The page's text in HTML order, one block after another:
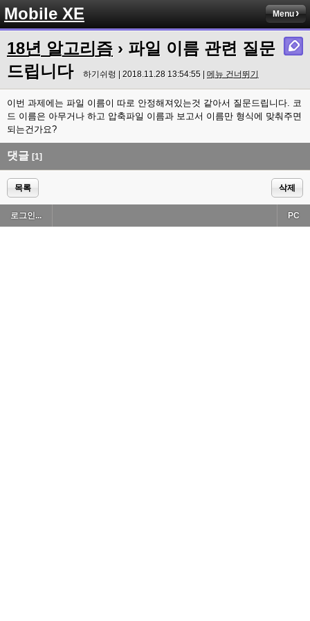
Mobile XE Menu
18년 알고리즘 › 파일 이름 관련 질문
드립니다
하기쉬렁 | 2018.11.28 13:54:55 | 메뉴 건너뛰기
이번 과제에는 파일 이름이 따로 안정해져있는것 같아서 질문드립니다. 코
드 이름은 아무거나 하고 압축파일 이름과 보고서 이름만 형식에 맞춰주면
되는건가요?
댓글 [1]
목록 삭제
로그인... PC